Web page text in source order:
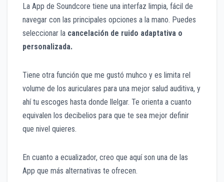
La App de Soundcore tiene una interfaz limpia, fácil de
navegar con las principales opciones a la mano. Puedes
seleccionar la cancelación de ruido adaptativa o
personalizada.
Tiene otra función que me gustó muhco y es limita rel
volume de los auriculares para una mejor salud auditiva, y
ahí tu escoges hasta donde llelgar. Te orienta a cuanto
equivalen los decibelios para que te sea mejor definir
que nivel quieres.
En cuanto a ecualizador, creo que aquí son una de las
App que más alternativas te ofrecen.